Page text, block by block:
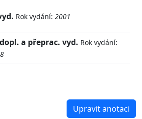
Rok vydání:2001
a přeprac. vyd. Rok vydání:
Upravit anotaci